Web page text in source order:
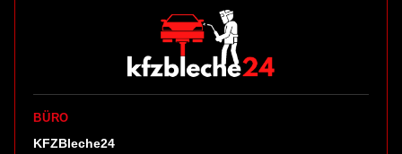
BÜRO
KFZBleche24